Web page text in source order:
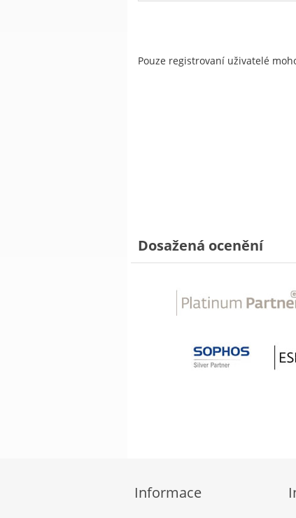
Pouze registrovaní uživatelé
Dosažená ocenění
Informace